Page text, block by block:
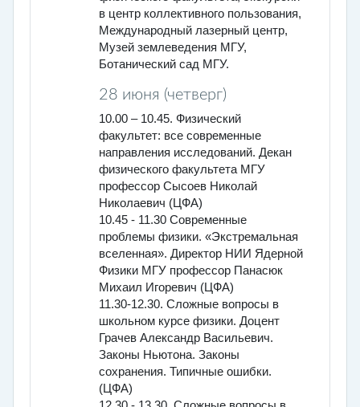
в центр коллективного пользования,
Международный лазерный центр,
Музей землеведения МГУ,
Ботанический сад МГУ.
28 июня (четверг)
10.00 – 10.45. Физический
факультет: все современные
направления исследований. Декан
физического факультета МГУ
профессор Сысоев Николай
Николаевич (ЦФА)
10.45 - 11.30 Современные
проблемы физики. «Экстремальная
вселенная». Директор НИИ Ядерной
Физики МГУ профессор Панасюк
Михаил Игоревич (ЦФА)
11.30-12.30. Сложные вопросы в
школьном курсе физики. Доцент
Грачев Александр Васильевич.
Законы Ньютона. Законы
сохранения. Типичные ошибки.
(ЦФА)